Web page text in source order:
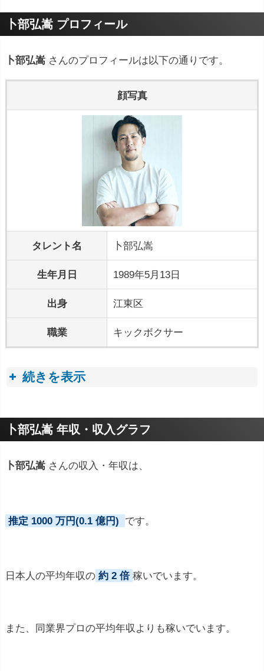
卜部弘嵩 プロフィール
卜部弘嵩 さんのプロフィールは以下の通りです。
顔写真
タレント名 卜部弘嵩
生年月日 1989年5月13日
出身 江東区
職業 キックボクサー
続きを表示
プロフィールトピック
卜部弘嵩 年収・収入グラフ
卜部弘嵩 さんの収入・年収は、
推定 1000 万円(0.1 億円) です。
日本人の平均年収の 約 2 倍 稼いでいます。
また、同業界プロの平均年収よりも稼いでいます。